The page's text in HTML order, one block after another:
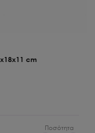
cm
Ποσότητα